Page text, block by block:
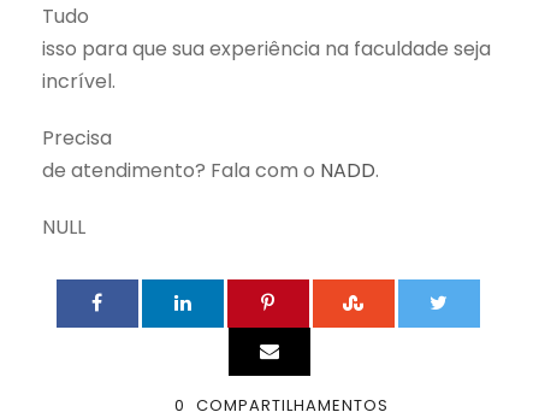
Tudo
isso para que sua experiência na faculdade seja
incrível.
Precisa
de atendimento? Fala com o NADD.
NULL
0 COMPARTILHAMENTOS